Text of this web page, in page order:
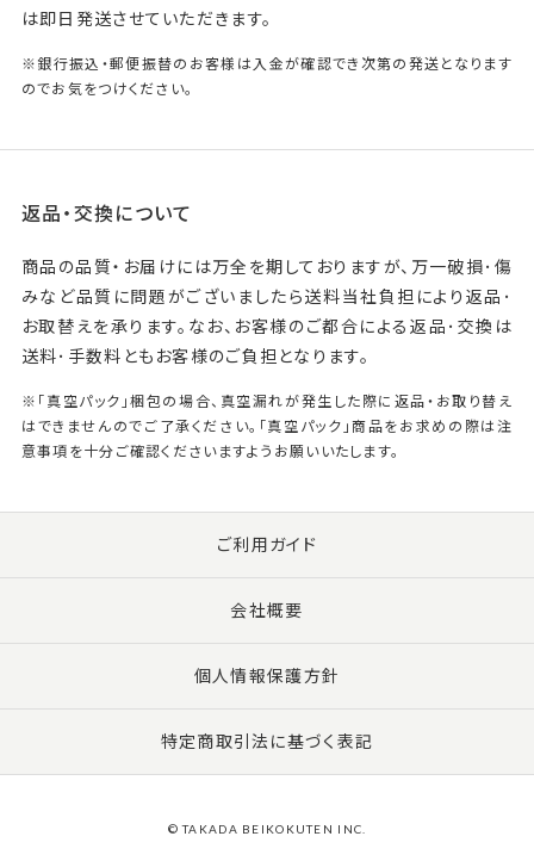
は即日発送させていただきます。
※銀行振込・郵便振替のお客様は入金が確認でき次第の発送となります
のでお気をつけください。
返品・交換について
商品の品質・お届けには万全を期しておりますが、万一破損･傷
みなど品質に問題がございましたら送料当社負担により返品･
お取替えを承ります。なお、お客様のご都合による返品･交換は
送料･手数料ともお客様のご負担となります。
※「真空パック」梱包の場合、真空漏れが発生した際に返品・お取り替え
はできませんのでご了承ください。「真空パック」商品をお求めの際は注
意事項を十分ご確認くださいますようお願いいたします。
ご利用ガイド
会社概要
個人情報保護方針
特定商取引法に基づく表記
© TAKADA BEIKOKUTEN INC.